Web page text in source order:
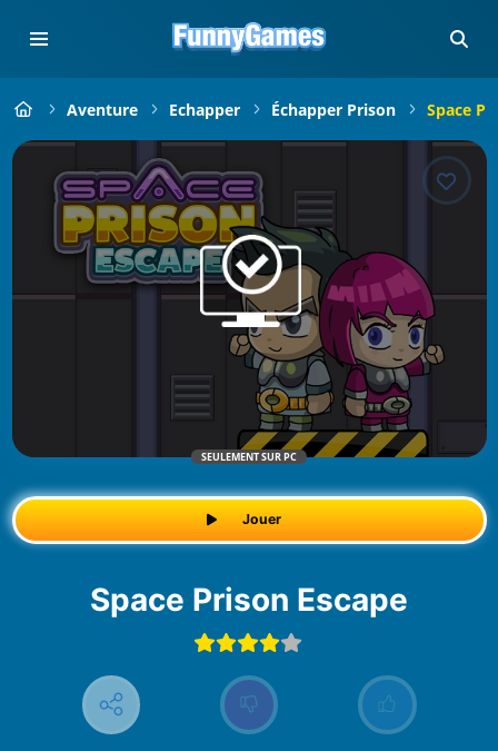
Aventure Echapper Échapper Prison Space
SEULEMENT SUR PC
Jouer
Space Prison Escape